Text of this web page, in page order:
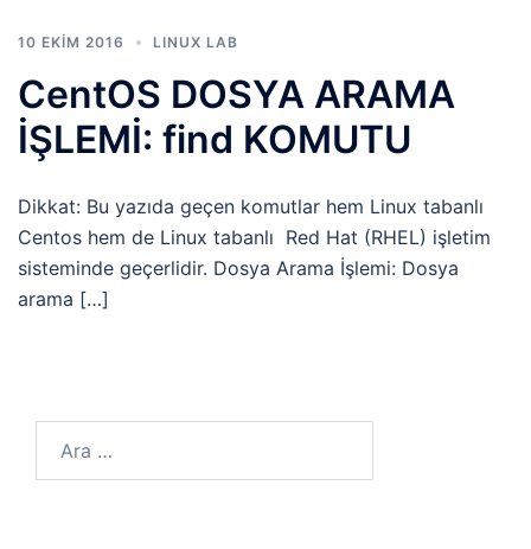
10 EKIM 2016 LINUX LAB
CentOS DOSYA ARAMA
İŞLEMİ: find KOMUTU
Dikkat: Bu yazıda geçen komutlar hem Linux tabanlı
Centos hem de Linux tabanlı Red Hat (RHEL) işletim
sisteminde geçerlidir. Dosya Arama İşlemi: Dosya
arama […]